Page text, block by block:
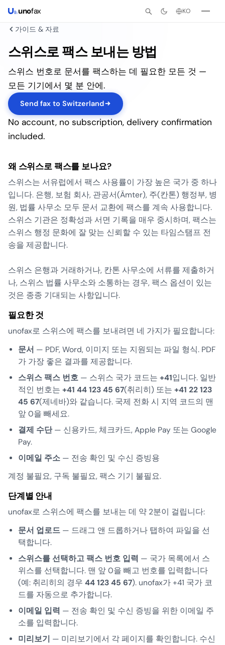
unofax KO
가이드 & 자료
스위스로 팩스 보내는 방법
스위스 번호로 문서를 팩스하는 데 필요한 모든 것 —
모든 기기에서 몇 분 안에.
Send fax to Switzerland
No account, no subscription, delivery confirmation
included.
왜 스위스로 팩스를 보나요?
스위스는 서유럽에서 팩스 사용률이 가장 높은 국가 중 하나
입니다. 은행, 보험 회사, 관공서(Ämter), 주(칸톤) 행정부, 병
원, 법률 사무소 모두 문서 교환에 팩스를 계속 사용합니다.
스위스 기관은 정확성과 서면 기록을 매우 중시하며, 팩스는
스위스 행정 문화에 잘 맞는 신뢰할 수 있는 타임스탬프 전
송을 제공합니다.
스위스 은행과 거래하거나, 칸톤 사무소에 서류를 제출하거
나, 스위스 법률 사무소와 소통하는 경우, 팩스 옵션이 있는
것은 종종 기대되는 사항입니다.
필요한 것
unofax로 스위스에 팩스를 보내려면 네 가지가 필요합니다:
문서 — PDF, Word, 이미지 또는 지원되는 파일 형식. PDF
가 가장 좋은 결과를 제공합니다.
스위스 팩스 번호 — 스위스 국가 코드는 +41입니다. 일반
적인 번호는 +41 44 123 45 67(취리히) 또는 +41 22 123
45 67(제네바)와 같습니다. 국제 전화 시 지역 코드의 맨
앞 0을 빼세요.
결제 수단— 신용카드, 체크카드, Apple Pay 또는 Google
Pay.
이메일 주소 — 전송 확인 및 수신 증빙용
계정 불필요, 구독 불필요, 팩스 기기 불필요.
단계별 안내
unofax로 스위스에 팩스를 보내는 데 약 2분이 걸립니다:
문서 업로드 — 드래그 앤 드롭하거나 탭하여 파일을 선
택합니다.
스위스를 선택하고 팩스 번호 입력 — 국가 목록에서 스
위스를 선택합니다. 맨 앞 0을 빼고 번호를 입력합니다
(예: 취리히의 경우 44 123 45 67). unofax가 +41 국가 코
드를 자동으로 추가합니다.
이메일 입력 — 전송 확인 및 수신 증빙을 위한 이메일 주
소를 입력합니다.
미리보기 — 미리보기에서 각 페이지를 확인합니다. 수신